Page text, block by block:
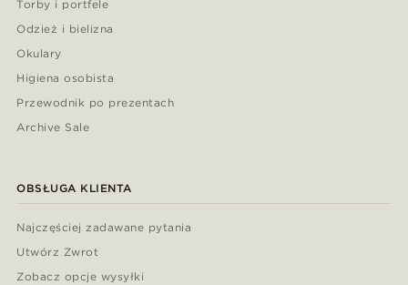
Torby i portfele
Odzież i bielizna
Okulary
Higiena osobista
Przewodnik po prezentach
Archive Sale
OBSŁUGA KLIENTA
Najczęściej zadawane pytania
Utwórz Zwrot
Zobacz opcje wysyłki